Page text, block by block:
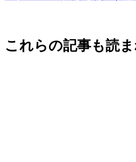
これらの記事も読